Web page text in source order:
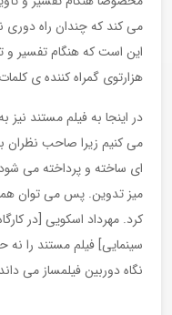
می کند که چندان راه
این است که هنگام تفسیر و
هزارتوی گمراه کننده ی
در اینجا به فیلم مستند نیز
می کنیم زیرا صاحب نظران
ای ساخته و پرداخته می
میز تدوین. پس می توان
کرد. مهرداد اسکویی [در
سینمایی] فیلم مستند را
نگاه دوربین فیلمساز می